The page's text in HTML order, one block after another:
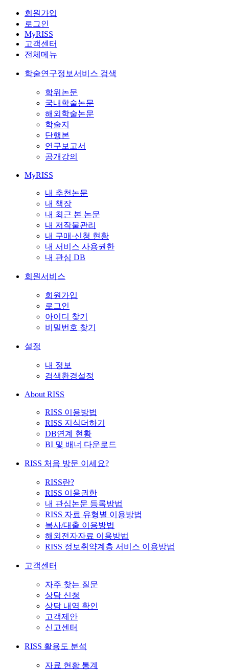
회원가입
로그인
MyRISS
고객센터
전체메뉴
학술연구정보서비스 검색
학위논문
국내학술논문
해외학술논문
학술지
단행본
연구보고서
공개강의
MyRISS
내 추천논문
내 책장
내 최근 본 논문
내 저작물관리
내 구매·신청 현황
내 서비스 사용권한
내 관심 DB
회원서비스
회원가입
로그인
아이디 찾기
비밀번호 찾기
설정
내 정보
검색환경설정
About RISS
RISS 이용방법
RISS 지식더하기
DB연계 현황
BI 및 배너 다운로드
RISS 처음 방문 이세요?
RISS란?
RISS 이용권한
내 관심논문 등록방법
RISS 자료 유형별 이용방법
복사/대출 이용방법
해외전자자료 이용방법
RISS 정보취약계층 서비스 이용방법
고객센터
자주 찾는 질문
상담 신청
상담 내역 확인
고객제안
신고센터
RISS 활용도 분석
자료 현황 통계